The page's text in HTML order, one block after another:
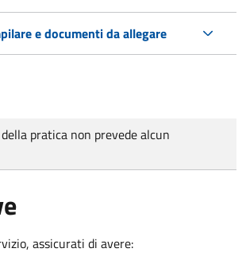
e documenti da allegare
pratica non prevede alcun
assicurati di avere: